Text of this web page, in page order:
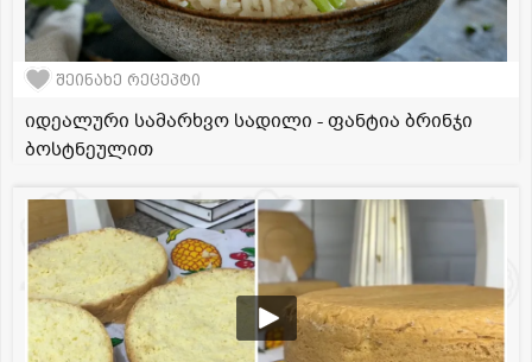
შეინახე რეცეპტი
იდეალური სამარხვო სადილი - ფანტია ბრინჯი
ბოსტნეულით